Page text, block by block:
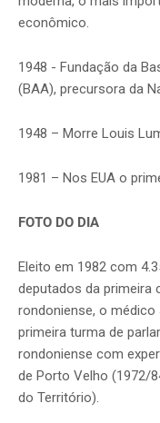
econômico.
1948 - Fundação da
(BAA), precursora da
1948 – Morre Louis
1981 – Nos EUA o
FOTO DO DIA
Eleito em 1982 com
deputados da primeira
rondoniense, o
primeira turma de
rondoniense com
de Porto Velho (1972/
do Território).